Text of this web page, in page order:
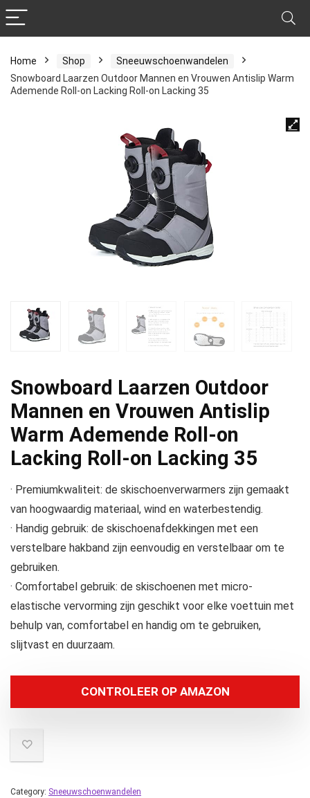
Home Shop
Sneeuwschoenwandelen
Snowboard Laarzen Outdoor Mannen en Vrouwen Antislip Warm
Ademende Roll-on Lacking Roll-on Lacking 35
Snowboard Laarzen Outdoor
Mannen en Vrouwen Antislip
Warm Ademende Roll-on
Lacking Roll-on Lacking 35
· Premiumkwaliteit: de skischoenverwarmers zijn gemaakt
van hoogwaardig materiaal, wind en waterbestendig.
· Handig gebruik: de skischoenafdekkingen met een
verstelbare hakband zijn eenvoudig en verstelbaar om te
gebruiken.
· Comfortabel gebruik: de skischoenen met micro-
elastische vervorming zijn geschikt voor elke voettuin met
behulp van, comfortabel en handig om te gebruiken,
slijtvast en duurzaam.
CONTROLEER OP AMAZON
Category: Sneeuwschoenwandelen